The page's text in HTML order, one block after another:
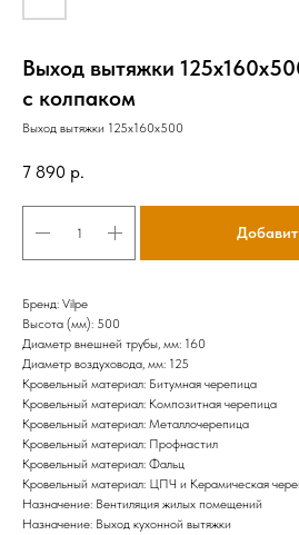
Выход вытяжки
с колпаком
Выход вытяжки 125х160х500
7 890 р.
Бренд: Vilpe
Высота (мм): 500
Диаметр внешней трубы, мм: 160
Диаметр воздуховода, мм: 125
Кровельный материал: Битумная черепица
Кровельный материал: Композитная черепица
Кровельный материал: Металлочерепица
Кровельный материал: Профнастил
Кровельный материал: Фальц
Кровельный материал: ЦПЧ и Керамическая
Назначение: Вентиляция жилых помещений
Назначение: Выход кухонной вытяжки